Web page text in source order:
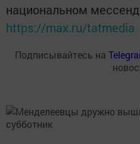
национальном
https://max.ru/tatmedia
Подписывайтесь на